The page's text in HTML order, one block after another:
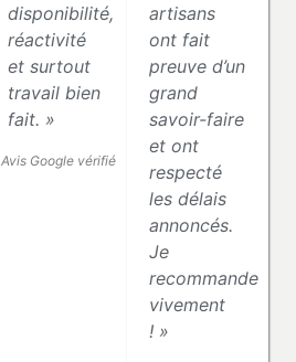
disponibilité,
réactivité
et surtout
travail bien
fait. »
Avis Google vérifié
artisans
ont fait
preuve d’un
grand
savoir-faire
et ont
respecté
les délais
annoncés.
Je
recommande
vivement
! »